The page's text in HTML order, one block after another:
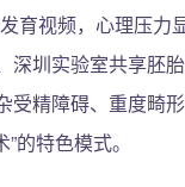
育视频，心理压力
深圳实验室共享胚
受精障碍、重度畸
的特色模式。